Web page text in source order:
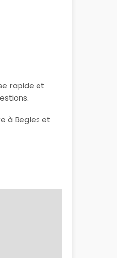
rapide et
à Begles et